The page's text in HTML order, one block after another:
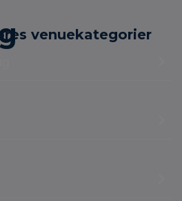
venuekategorier